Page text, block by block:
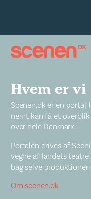
Hvem er vi
Scenen.dk er en
nemt kan få et
over hele Danmark.
Portalen drives af
vegne af landets
bag selve
Om scenen.dk